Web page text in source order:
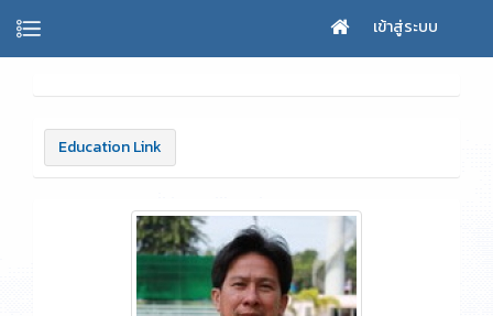
เข้าสู่ระบบ
Education Link